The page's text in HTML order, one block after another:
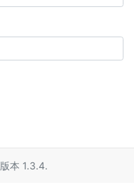
版本 1.3.4.